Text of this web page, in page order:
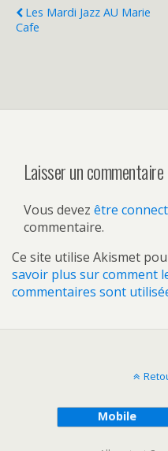
Les Mardi Jazz AU Marie
Cafe
Laisser un commentaire
Vous devez être
commentaire.
Ce site utilise Akismet
savoir plus sur comment
commentaires sont
Mobile